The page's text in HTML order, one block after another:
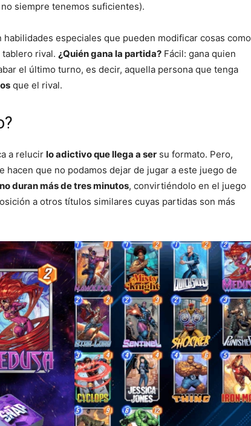
no siempre tenemos suficientes).
especiales que pueden modificar cosas como
rival. ¿Quién gana la partida? Fácil: gana quien
el último turno, es decir, aquella persona que tenga
que el rival.
a relucir lo adictivo que llega a ser su formato. Pero,
hacen que no podamos dejar de jugar a este juego de
duran más de tres minutos, convirtiéndolo en el juego
a otros títulos similares cuyas partidas son más